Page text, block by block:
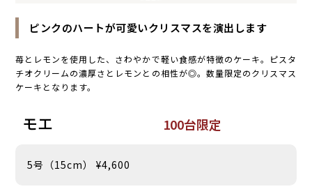
ピンクのハートが可愛いクリスマスを演出します
苺とレモンを使用した、さわやかで軽い食感が特徴のケーキ。ピスタ
チオクリームの濃厚さとレモンとの相性が◎。数量限定のクリスマス
ケーキとなります。
モエ 100台限定
5号（15cm） ¥4,600